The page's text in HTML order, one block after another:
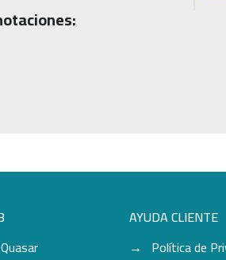
Quasar
AYUDA CLIENTE
Política de